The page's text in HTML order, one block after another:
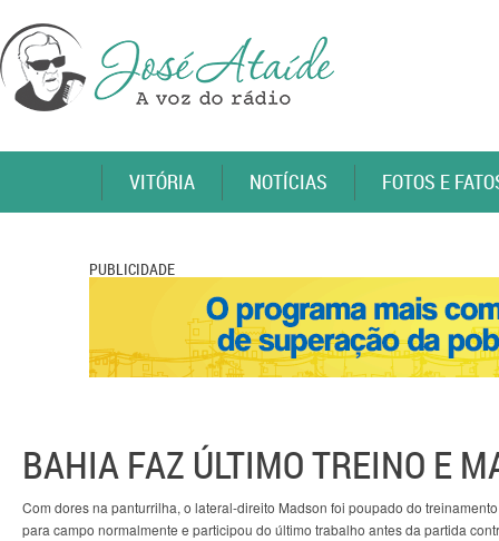
VITÓRIA NOTÍCIAS FOTOS E
PUBLICIDADE
BAHIA FAZ ÚLTIMO TREINO E
Com dores na panturrilha, o lateral-direito Madson foi poupado do
para campo normalmente e participou do último trabalho antes da partida